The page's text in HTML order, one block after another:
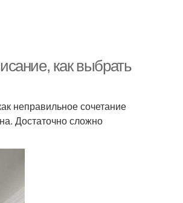
как выбрать
неправильное сочетание
Достаточно сложно